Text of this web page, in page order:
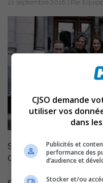
21 septembre 2016 | Par
Stéphane Côté nous
Caboose Band ce
CJSO demande
utiliser vos
dans
Publicités et
performance des
d’audience et
Stocker et/ou